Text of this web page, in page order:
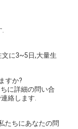
文に3~5日,大量生
すか?
に詳細の問い合
絡します.
たちにあなたの問